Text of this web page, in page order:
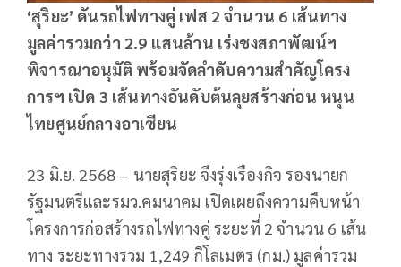
‘สุริยะ’ ดันรถไฟทางคู่ เฟส 2 จำนวน 6 เส้นทาง
มูลค่ารวมกว่า 2.9 แสนล้าน เร่งชงสภาพัฒน์ฯ
พิจารณาอนุมัติ พร้อมจัดลำดับความสำคัญโครง
การฯ เปิด 3 เส้นทางอันดับต้นลุยสร้างก่อน หนุน
ไทยศูนย์กลางอาเซียน
23 มิ.ย. 2568 – นายสุริยะ จึงรุ่งเรืองกิจ รองนายก
รัฐมนตรีและรมว.คมนาคม เปิดเผยถึงความคืบหน้า
โครงการก่อสร้างรถไฟทางคู่ ระยะที่ 2 จำนวน 6 เส้น
ทาง ระยะทางรวม 1,249 กิโลเมตร (กม.) มูลค่ารวม